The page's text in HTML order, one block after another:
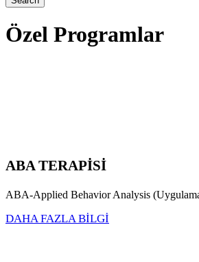
Özel Programlar
ABA TERAPİSİ
ABA-Applied Behavior Analysis
DAHA FAZLA BİLGİ